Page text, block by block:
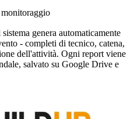
genera automaticamente
- completi di tecnico, catena,
dell'attività. Ogni report viene
salvato su Google Drive e